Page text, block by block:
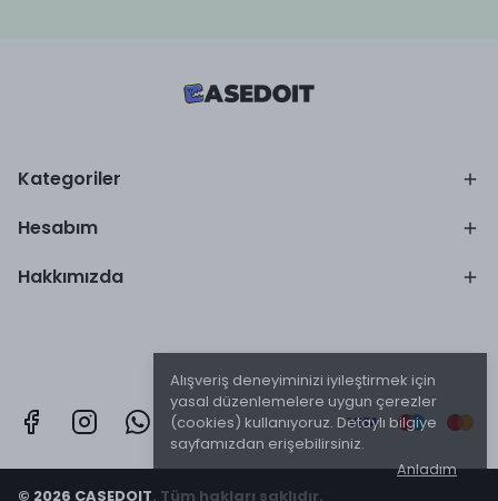
Alışveriş deneyiminizi iyileştirmek için
yasal düzenlemelere uygun çerezler
(cookies) kullanıyoruz. Detaylı bilgiye
sayfamızdan erişebilirsiniz.
Anladım
Kategoriler
Hesabım
Hakkımızda
© 2026 CASEDOIT. Tüm hakları saklıdır.